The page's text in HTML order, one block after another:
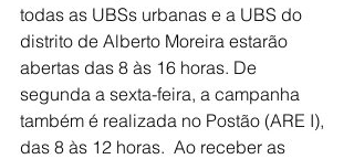
todas as UBSs urbanas e a UBS do
distrito de Alberto Moreira estarão
abertas das 8 às 16 horas. De
segunda a sexta-feira, a campanha
também é realizada no Postão (ARE I),
das 8 às 12 horas.  Ao receber as